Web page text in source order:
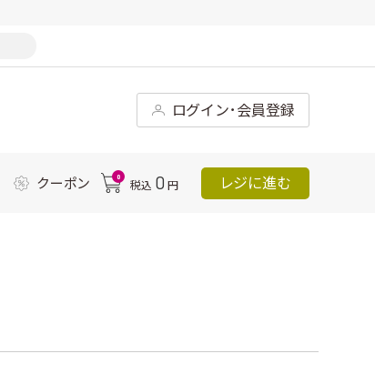
ログイン･会員登録
クーポン 0
税込 0 円 レジに進む